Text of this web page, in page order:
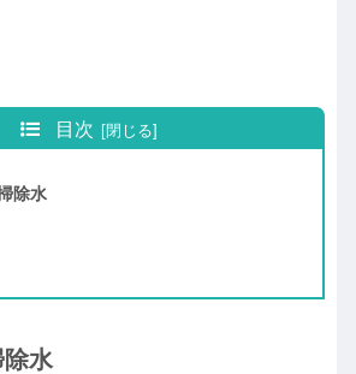
目次
除水
水